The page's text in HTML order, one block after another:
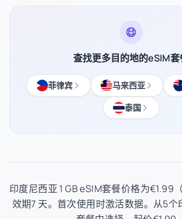
查找更多目的地的eSIM套
菲律宾 马来西亚
泰国
印度尼西亚 1 GB eSIM套餐价格为€1.99
效期7 天。首次使用时激活数据。从5个